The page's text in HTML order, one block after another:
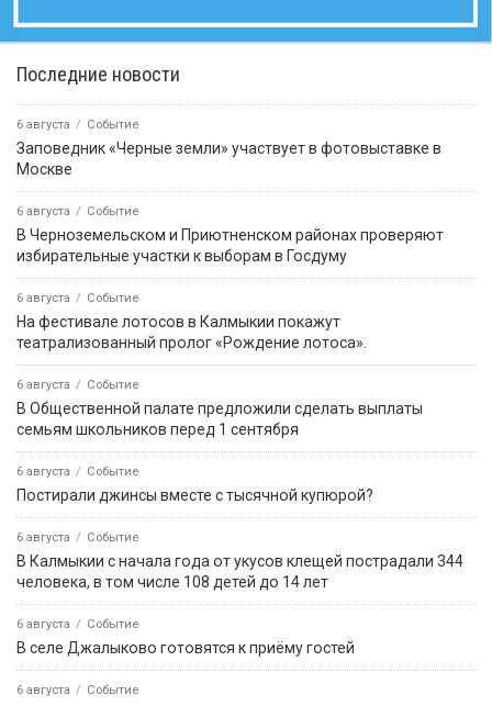
Последние новости
6 августа Событие
Заповедник «Черные земли» участвует в фотовыставке в
Москве
6 августа Событие
В Черноземельском и Приютненском районах проверяют
избирательные участки к выборам в Госдуму
6 августа Событие
На фестивале лотосов в Калмыкии покажут
театрализованный пролог «Рождение лотоса».
6 августа Событие
В Общественной палате предложили сделать выплаты
семьям школьников перед 1 сентября
6 августа Событие
Постирали джинсы вместе с тысячной купюрой?
6 августа Событие
В Калмыкии с начала года от укусов клещей пострадали 344
человека, в том числе 108 детей до 14 лет
6 августа Событие
В селе Джалыково готовятся к приёму гостей
6 августа Событие